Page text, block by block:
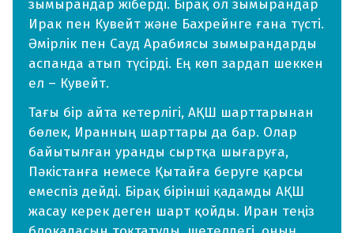
зымырандар жіберді. Бірақ ол зымырандар
Ирак пен Кувейт және Бахрейнге ғана түсті.
Әмірлік пен Сауд Арабиясы зымырандарды
аспанда атып түсірді. Ең көп зардап шеккен
ел – Кувейт.
Тағы бір айта кетерлігі, АҚШ шарттарынан
бөлек, Иранның шарттары да бар. Олар
байытылған уранды сыртқа шығаруға,
Пәкістанға немесе Қытайға беруге қарсы
емеспіз дейді. Бірақ бірінші қадамды АҚШ
жасау керек деген шарт қойды. Иран теңіз